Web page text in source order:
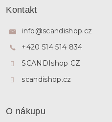
Kontakt
info@scandishop.cz
+420 514 514 834
SCANDIshop CZ
scandishop.cz
O nákupu